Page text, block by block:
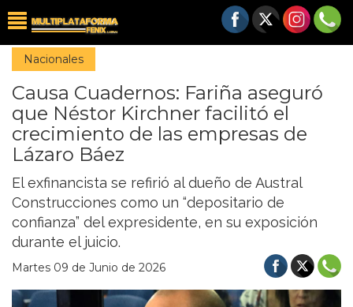
Nacionales
Causa Cuadernos: Fariña aseguró
que Néstor Kirchner facilitó el
crecimiento de las empresas de
Lázaro Báez
El exfinancista se refirió al dueño de Austral
Construcciones como un “depositario de
confianza” del expresidente, en su exposición
durante el juicio.
Martes 09 de Junio de 2026